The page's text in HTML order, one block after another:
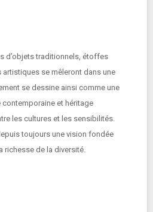
d’objets traditionnels, étoffes
artistiques se mêleront dans une
se dessine ainsi comme une
et héritage
les cultures et les sensibilités.
toujours une vision fondée
richesse de la diversité.